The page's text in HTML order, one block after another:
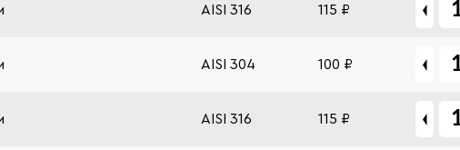
AISI 316 115 ₽
AISI 304 100 ₽
AISI 316 115 ₽